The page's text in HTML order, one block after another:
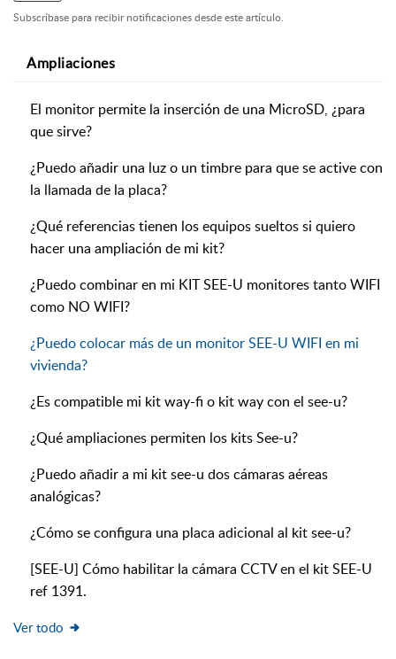
Subscríbase para recibir notificaciones desde este artículo.
Ampliaciones
El monitor permite la inserción de una MicroSD, ¿para
que sirve?
¿Puedo añadir una luz o un timbre para que se active con
la llamada de la placa?
¿Qué referencias tienen los equipos sueltos si quiero
hacer una ampliación de mi kit?
¿Puedo combinar en mi KIT SEE-U monitores tanto WIFI
como NO WIFI?
¿Puedo colocar más de un monitor SEE-U WIFI en mi
vivienda?
¿Es compatible mi kit way-fi o kit way con el see-u?
¿Qué ampliaciones permiten los kits See-u?
¿Puedo añadir a mi kit see-u dos cámaras aéreas
analógicas?
¿Cómo se configura una placa adicional al kit see-u?
[SEE-U] Cómo habilitar la cámara CCTV en el kit SEE-U
ref 1391.
Ver todo